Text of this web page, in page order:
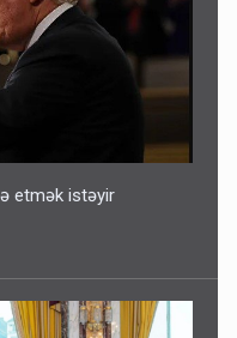
etmək istəyir